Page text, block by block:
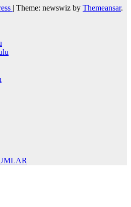
| Theme: newswiz by Themeansar.